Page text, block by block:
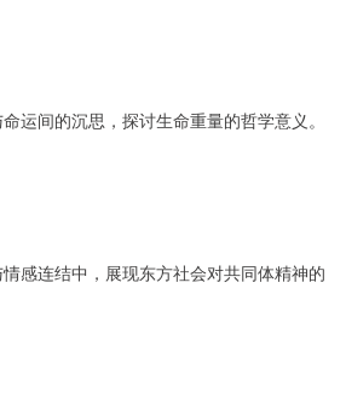
运间的沉思，探讨生命重量的哲学意义。
感连结中，展现东方社会对共同体精神的